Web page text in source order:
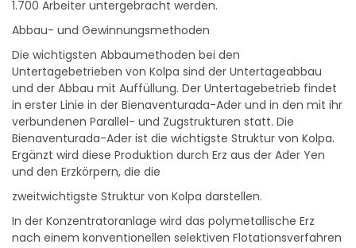
Abbau- und Gewinnungsmethoden
Die wichtigsten Abbaumethoden bei den
Untertagebetrieben von Kolpa sind der Untertageabbau
und der Abbau mit Auffüllung. Der Untertagebetrieb findet
in erster Linie in der Bienaventurada-Ader und in den mit ihr
verbundenen Parallel- und Zugstrukturen statt. Die
Bienaventurada-Ader ist die wichtigste Struktur von Kolpa.
Ergänzt wird diese Produktion durch Erz aus der Ader Yen
und den Erzkörpern, die die
zweitwichtigste Struktur von Kolpa darstellen.
In der Konzentratoranlage wird das polymetallische Erz
nach einem konventionellen selektiven Flotationsverfahren
verarbeitet, um ein erstes Massenkonzentrat mit